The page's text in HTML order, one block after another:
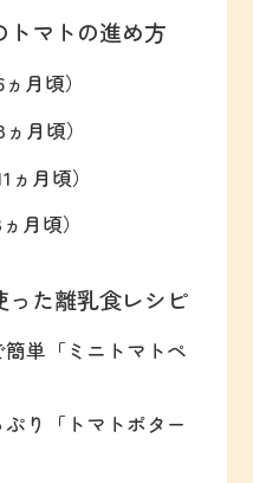
トマトの進め方
月頃）
月頃）
月頃）
月頃）
った離乳食レシピ
単「ミニトマトペ
り「トマトポター